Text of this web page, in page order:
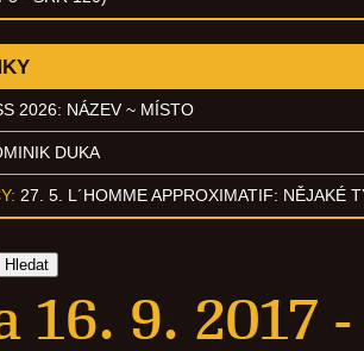
2026: NÁZEV ~ MÍSTO
DUKA
27. 5. L´HOMME APPROXIMATIF: NĚJAKÉ
16. 9. 2017